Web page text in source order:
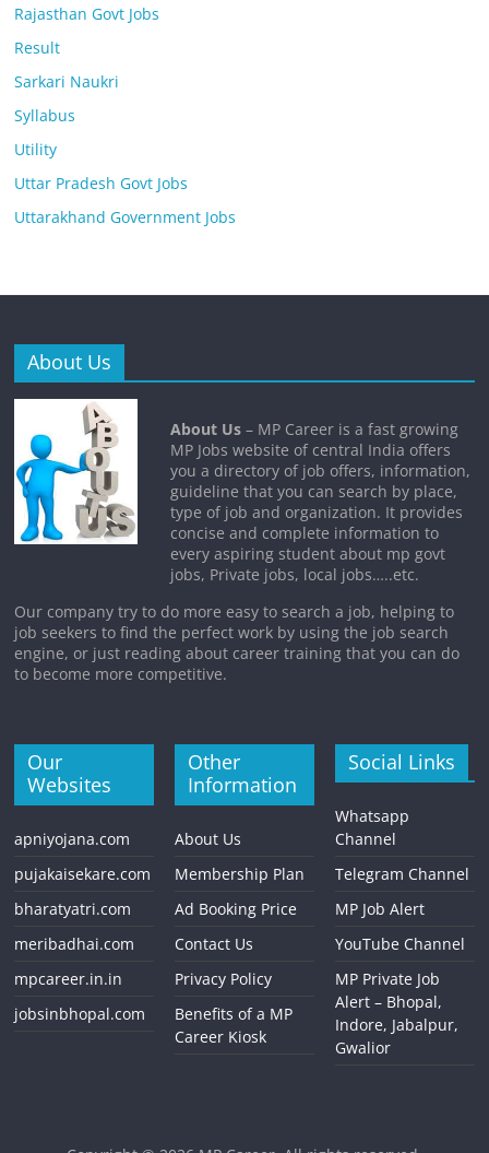
Rajasthan Govt Jobs
Result
Sarkari Naukri
Syllabus
Utility
Uttar Pradesh Govt Jobs
Uttarakhand Government Jobs
About Us
About Us – MP Career is a fast growing
MP Jobs website of central India offers
you a directory of job offers, information,
guideline that you can search by place,
type of job and organization. It provides
concise and complete information to
every aspiring student about mp govt
jobs, Private jobs, local jobs…..etc.
Our company try to do more easy to search a job, helping to
job seekers to find the perfect work by using the job search
engine, or just reading about career training that you can do
to become more competitive.
Our
Websites
apniyojana.com
pujakaisekare.com
bharatyatri.com
meribadhai.com
mpcareer.in.in
jobsinbhopal.com
Other
Information
About Us
Membership Plan
Ad Booking Price
Contact Us
Privacy Policy
Benefits of a MP
Career Kiosk
Social Links
Whatsapp
Channel
Telegram Channel
MP Job Alert
YouTube Channel
MP Private Job
Alert – Bhopal,
Indore, Jabalpur,
Gwalior